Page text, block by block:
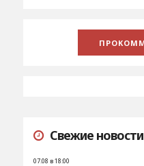
Свежие новости
07.08 в 18:00